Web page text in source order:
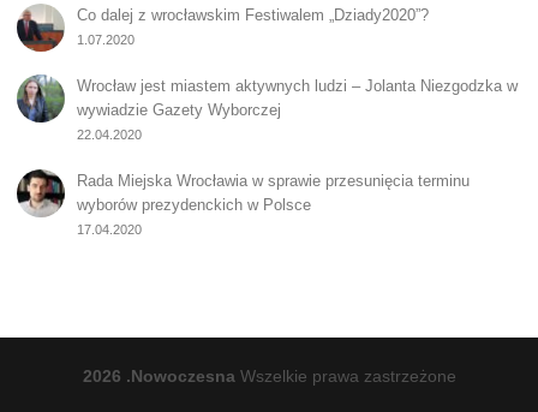
Co dalej z wrocławskim Festiwalem „Dziady2020”?
1.07.2020
Wrocław jest miastem aktywnych ludzi – Jolanta Niezgodzka w
wywiadzie Gazety Wyborczej
22.04.2020
Rada Miejska Wrocławia w sprawie przesunięcia terminu
wyborów prezydenckich w Polsce
17.04.2020
2026 .NowoczesnaWszelkie prawa zastrzeżone